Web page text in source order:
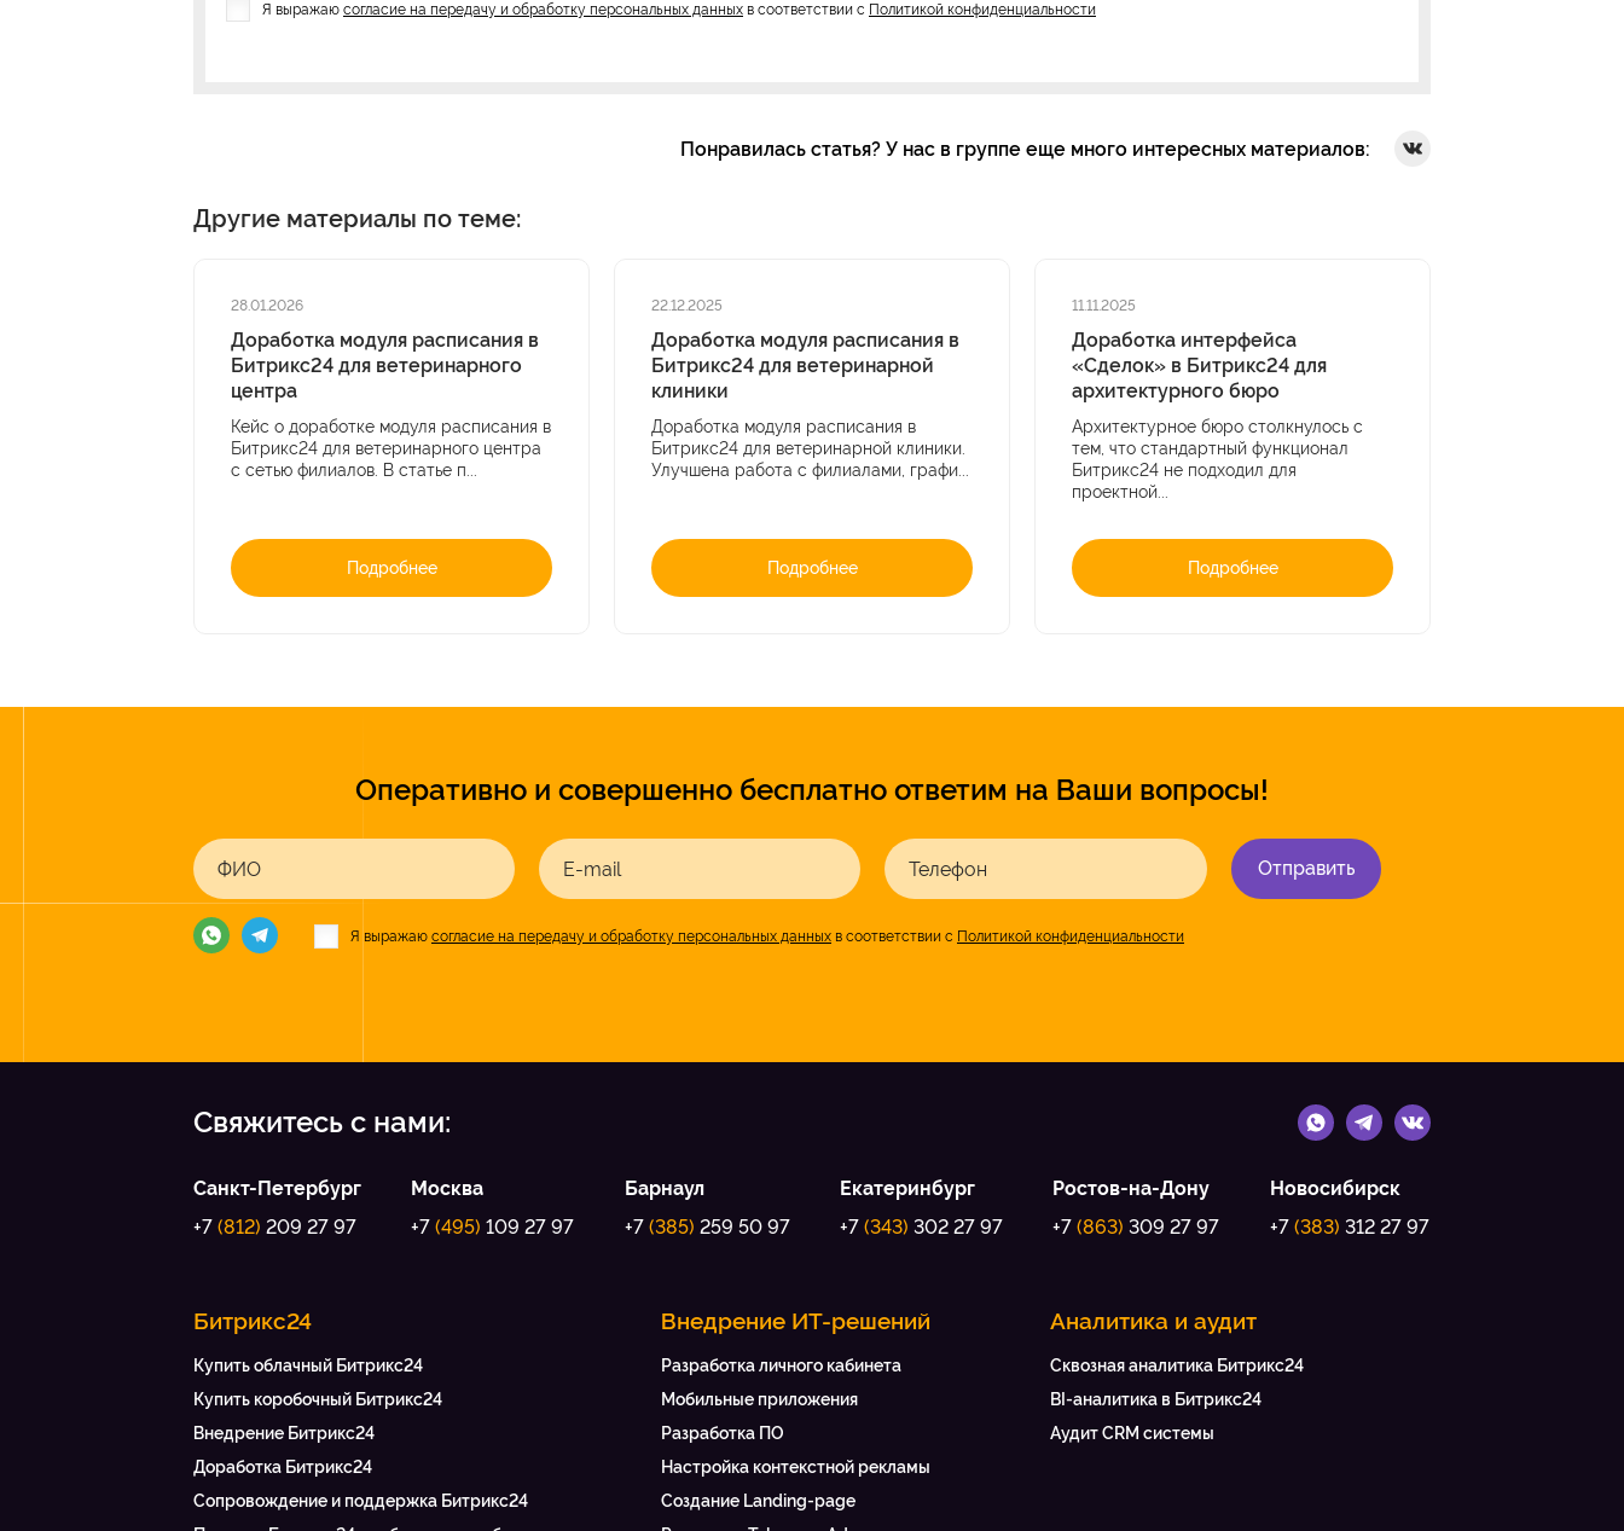
Я выражаю согласие на передачу и обработку персональных данных в соответствии с Политикой конфиденциальности
Понравилась статья? У нас в группе еще много интересных материалов: Ссылка на Вконтакте
Другие материалы по теме:
28.01.2026
Доработка модуля расписания в
Битрикс24 для ветеринарного
центра
Кейс о доработке модуля расписания в
Битрикс24 для ветеринарного центра
с сетью филиалов. В статье п...
Подробнее
22.12.2025
Доработка модуля расписания в
Битрикс24 для ветеринарной
клиники
Доработка модуля расписания в
Битрикс24 для ветеринарной клиники.
Улучшена работа с филиалами, графи...
Подробнее
11.11.2025
Доработка интерфейса
«Сделок» в Битрикс24 для
архитектурного бюро
Архитектурное бюро столкнулось с
тем, что стандартный функционал
Битрикс24 не подходил для
проектной...
Подробнее
Оперативно и совершенно бесплатно ответим на Ваши вопросы!
ФИО E-mail Телефон Отправить
Я выражаю согласие на передачу и обработку персональных данных в соответствии с Политикой конфиденциальности
Свяжитесь с нами:
Санкт-Петербург
+7 (812) 209 27 97
Москва
+7(495) 109 27 97
Барнаул
+7 (385) 259 50 97
Екатеринбург
+7 (343) 302 27 97
Ростов-на-Дону
+7(863) 309 27 97
Новосибирск
+7 (383) 312 27 97
Битрикс24
Купить облачный Битрикс24
Купить коробочный Битрикс24
Внедрение Битрикс24
Доработка Битрикс24
Сопровождение и поддержка Битрикс24
Внедрение ИТ-решений
Разработка личного кабинета
Мобильные приложения
Разработка ПО
Настройка контекстной рекламы
Создание Landing-page
Аналитика и аудит
Сквозная аналитика Битрикс24
BI-аналитика в Битрикс24
Аудит CRM системы